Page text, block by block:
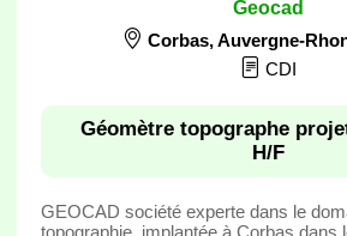
Geocad
Corbas,Auvergne-
CDI
Géomètre topographe
H/F
GEOCAD société experte dans le
topographie, implantée à Corbas dans